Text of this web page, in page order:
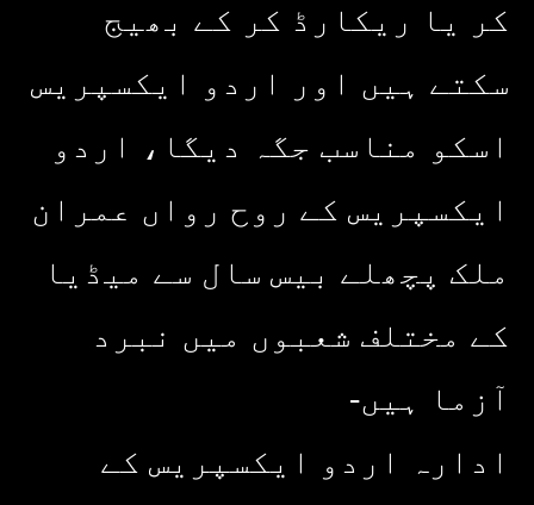
کر یا ریکارڈ کر کے بھیج
سکتے ہیں اور اردو ایکسپریس
اسکو مناسب جگہ دیگا، اردو
ایکسپریس کے روح رواں عمران
ملک پچھلے بیس سال سے میڈیا
کے مختلف شعبوں میں نبرد
آزما ہیں-
ادارہ اردو ایکسپریس کے